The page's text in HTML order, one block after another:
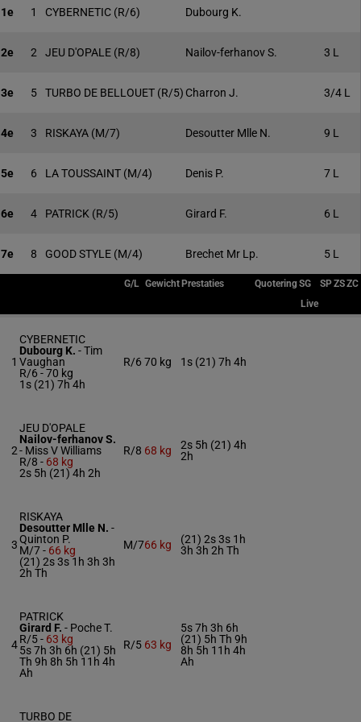
1e 1 CYBERNETIC (R/6) Dubourg K.
2e 2 JEU D'OPALE (R/8) Nailov-ferhanov S. 3 L
3e 5 TURBO DE BELLOUET (R/5) Charron J. 3/4 L
4e 3 RISKAYA (M/7) Desoutter Mlle N. 9 L
5e 6 LA TOUSSAINT (M/4) Denis P. 7 L
6e 4 PATRICK (R/5) Girard F. 6 L
7e 8 GOOD STYLE (M/4) Brechet Mr Lp. 5 L
G/L Gewicht Prestaties QuoteringSG SPZSZC
Live
1
CYBERNETIC
Dubourg K. -Tim
Vaughan
R/6 -70 kg
1s (21) 7h 4h
R/6 70 kg 1s (21) 7h 4h
2
JEU D'OPALE
Nailov-ferhanov S.
- Miss V Williams
R/8 - 68 kg
2s 5h (21) 4h 2h
R/8 68 kg
2s 5h (21) 4h
2h
3
RISKAYA
Desoutter Mlle N. -
Quinton P.
M/7 - 66 kg
(21) 2s 3s 1h 3h 3h
2h Th
M/766 kg
(21) 2s 3s 1h
3h 3h 2h Th
4
PATRICK
Girard F. - Poche T.
R/5 - 63 kg
5s 7h 3h 6h (21) 5h
Th 9h 8h 5h 11h 4h
Ah
R/5 63 kg
5s 7h 3h 6h
(21) 5h Th 9h
8h 5h 11h 4h
Ah
TURBO DE